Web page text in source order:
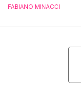
FABIANO MINACCI